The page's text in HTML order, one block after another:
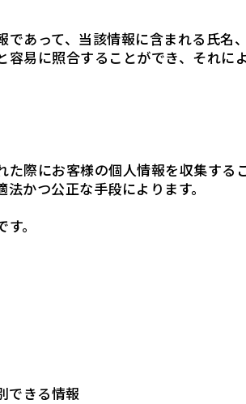
であって、当該情報に含まれる氏
易に照合することができ、それに
際にお客様の個人情報を収集する
かつ公正な手段によります。
。
できる情報